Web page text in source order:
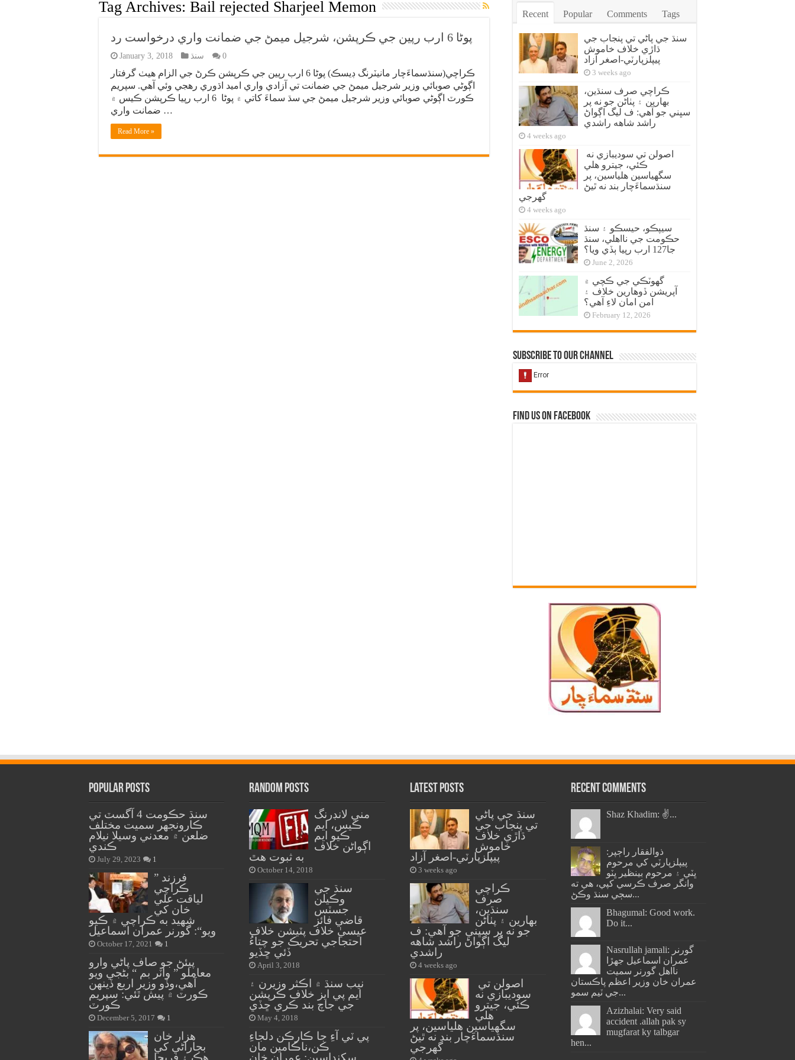
Tag Archives: Bail rejected Sharjeel Memon
پوڻا 6 ارب رپين جي ڪرپشن، شرجيل ميمڻ جي ضمانت واري درخواست رد
January 3, 2018 سنڌ 0
ڪراچي(سنڌسماءَچار مانيٽرنگ ڊيسڪ) پوڻا 6 ارب رپين جي ڪرپشن ڪرڻ جي الزام هيٺ گرفتار
اڳوڻي صوبائي وزير شرجيل ميمڻ جي ضمانت تي آزادي واري اميد اڌوري رهجي وئي آهي. سپريم
ڪورٽ اڳوڻي صوبائي وزير شرجيل ميمڻ جي سڌ سماءَ کاتي ۾ پوڻا 6 ارب رپيا ڪرپشن ڪيس ۾
ضمانت واري …
Read More »
Recent Popular Comments Tags
سنڌ جي پاڻي تي پنجاب جي
ڌاڙي خلاف خاموش
پيپلزپارٽي-اصغر آزاد
3 weeks ago
ڪراچي صرف سنڌين،
بهارين ۽ پٺاڻن جو نه پر
سڀني جو آهي: ف ليگ اڳواڻ
راشد شاهه راشدي
4 weeks ago
ڪئي، جيترو هلي
سگهياسين هلياسين، پر
سنڌسماءَچار بند نه ٿيڻ
گهرجي
4 weeks ago
سيپڪو، حيسڪو ۽ سنڌ
حڪومت جي نااهلي، سنڌ
جا127 ارب رپيا ٻڏي ويا؟
June 2, 2026
گهوٽڪي جي ڪچي ۾
آپريشن ڏوهارين خلاف ۽
امن امان لاءِ آهي؟
February 12, 2026
Subscribe to our Channel
Find us on Facebook
Popular Posts
سنڌ حڪومت 4 آگسٽ تي
ڪارونجهر سميت مختلف
ضلعن ۾ معدني وسيلا نيلام
ڪندي
July 29, 2023 1
” فرزند
ڪراچي
لياقت علي
خان کي
شهيد به ڪراچي ۾ ڪيو
ويو“: گورنر عمران اسماعيل
October 17, 2021 1
پيئڻ جو صاف پاڻي وارو
معاملو ” واٽر بم “ بڻجي ويو
آهي،وڏو وزير اربع ڏينهن
ڪورٽ ۾ پيش ٿئي: سپريم
ڪورٽ
December 5, 2017 1
هزار خان
بجاراڻي کي
هڪ ۽ فريحا
Random Posts
مني لانڊرنگ
ڪيس، ايم
ڪيو ايم
اڳواڻن خلاف
به ثبوت هٿ
October 14, 2018
سنڌ جي
وڪيلن
جسٽس
قاضي فائز
عيسيٰ خلاف پٽيشن خلاف
احتجاجي تحريڪ جو چتاءُ
ڏئي ڇڏيو
April 3, 2018
نيب سنڌ ۾ اڪثر وزيرن ۽
ايم پي ايز خلاف ڪرپشن
جي جاچ بند ڪري ڇڏي
May 4, 2018
پي ٽي آءِ جا ڪارڪن دلجاءِ
ڪن،ناڪامين مان
سکنداسين: عمران خان
Latest Posts
سنڌ جي پاڻي
تي پنجاب جي
ڌاڙي خلاف
خاموش
پيپلزپارٽي-اصغر آزاد
3 weeks ago
ڪراچي
صرف
سنڌين،
بهارين ۽ پٺاڻن
جو نه پر سڀني جو آهي: ف
ليگ اڳواڻ راشد شاهه
راشدي
4 weeks ago
سوديبازي نه
ڪئي، جيترو
هلي
سگهياسين هلياسين، پر
سنڌسماءَچار بند نه ٿيڻ
گهرجي
Recent Comments
Shaz Khadim: ✌️...
ذوالفقار راڄپر:
پيپلزپارٽي کي مرحوم
ڀٽي ۽ مرحوم بينظير ڀٽو
وانگر صرف ڪرسي کپي، هي ته
سڄي سنڌ وڪڻ...
Bhagumal: Good work.
Do it...
Nasrullah jamali: گورنر
عمران اسماعيل جھڙا
نااهل گورنر سميت
عمران خان وزير اعظم پاڪستان
جي ٽيم سمو...
Azizhalai: Very said
accident .allah pak sy
mugfarat ky talbgar
hen...